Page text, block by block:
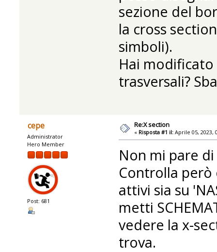
sezione del
la cross
simboli).
Hai modificato
trasversali?
cepe
Administrator
Hero Member
Post: 681
Re:X section
« Risposta #1 il: Aprile 05, 2023,
Non mi pare
Controlla però
attivi sia su
metti
vedere la x-
trova.